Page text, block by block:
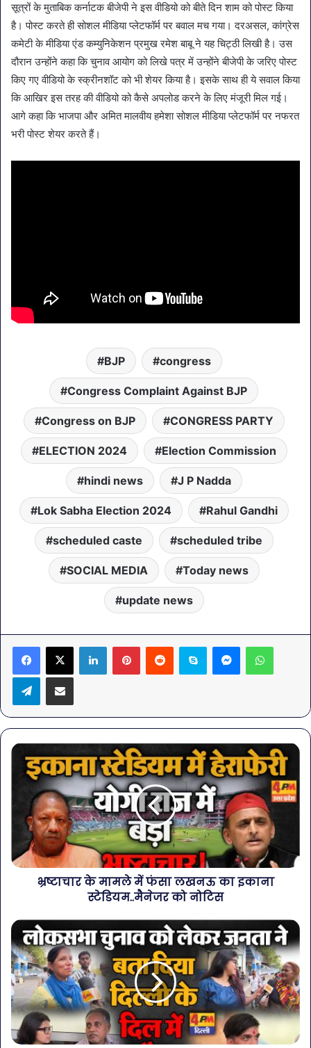
सूत्रों के मुताबिक कर्नाटक बीजेपी ने इस वीडियो को बीते दिन शाम को पोस्ट किया
है। पोस्ट करते ही सोशल मीडिया प्लेटफॉर्म पर बवाल मच गया। दरअसल, कांग्रेस
कमेटी के मीडिया एंड कम्युनिकेशन प्रमुख रमेश बाबू ने यह चिट्ठी लिखी है। उस
दौरान उन्होंने कहा कि चुनाव आयोग को लिखे पत्र में उन्होंने बीजेपी के जरिए पोस्ट
किए गए वीडियो के स्क्रीनशॉट को भी शेयर किया है। इसके साथ ही ये सवाल किया
कि आखिर इस तरह की वीडियो को कैसे अपलोड करने के लिए मंजूरी मिल गई।
आगे कहा कि भाजपा और अमित मालवीय हमेशा सोशल मीडिया प्लेटफॉर्म पर नफरत
भरी पोस्ट शेयर करते हैं।
BJP congress
Congress Complaint Against BJP
Congress on BJP CONGRESS PARTY
ELECTION 2024 Election Commission
hindi news J P Nadda
Lok Sabha Election 2024 Rahul Gandhi
scheduled caste scheduled tribe
SOCIAL MEDIA Today news
update news
LinkedInPinterestReddit Skype Messenger
TelegramShare via Email
भ्रष्टाचार के मामले में फंसा लखनऊ का इकाना
स्टेडियम..मैनेजर को नोटिस